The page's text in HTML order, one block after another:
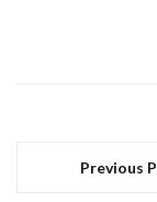
Previous